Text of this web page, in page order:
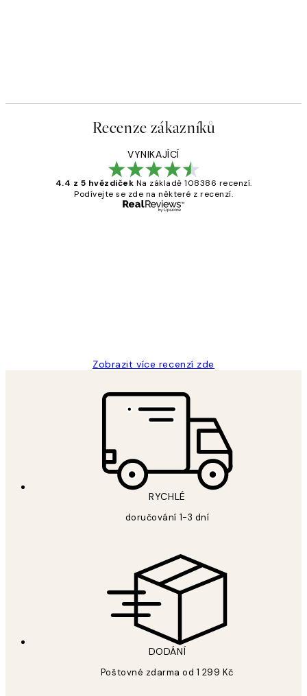
Recenze zákazníků
VYNIKAJÍCÍ
4.4 z 5 hvězdiček Na základě 108386 recenzí.
Podívejte se zde na některé z recenzí.
Zobrazit více recenzí zde
RYCHLÉ
doručování 1-3 dní
DODÁNÍ
Poštovné zdarma od 1 299 Kč